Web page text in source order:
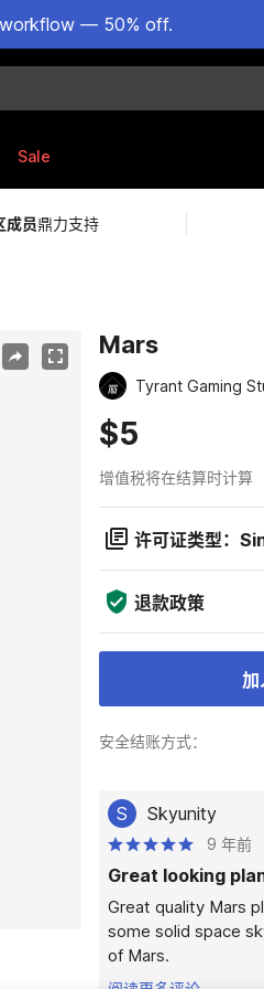
— 50% off.
Sale
成员鼎力支持
Mars
Tyrant Gaming
$5
增值税将在结算时计算
许可证类型：
退款政策
加
安全结账方式：
S Skyunity
9 年前
Great looking
Great quality Mars
some solid space
of Mars.